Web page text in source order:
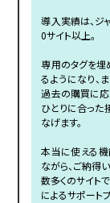
導入実績は、ジ
0サイト以上。
専用のタグを埋
るようになり、
過去の購買に応
ひとりに合った
なげます。
本当に使える機
ながら、ご納得
数多くのサイト
によるサポート